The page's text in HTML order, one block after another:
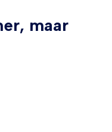
maar